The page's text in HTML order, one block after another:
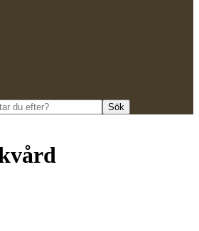
Sök